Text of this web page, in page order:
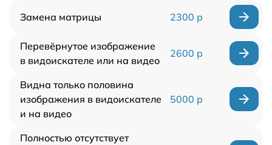
Замена матрицы 2300 р
Перевёрнутое изображение
в видоискателе или на видео
2600 р
Видна только половина
изображения в видоискателе
и на видео
5000 р
Полностью отсутствует